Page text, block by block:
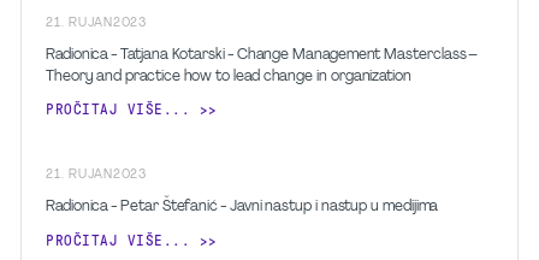
21. RUJAN2023
Radionica - Tatjana Kotarski - Change Management Masterclass –
Theory and practice how to lead change in organization
PROČITAJ VIŠE...
21. RUJAN2023
Radionica - Petar Štefanić - Javni nastup i nastup u medijima
PROČITAJ VIŠE...